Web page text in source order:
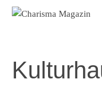
Zum